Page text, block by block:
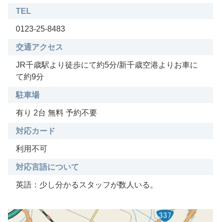
TEL
0123-25-8483
交通アクセス
JR千歳駅より徒歩にて約5分/新千歳空港よりお車に
て約9分
駐車場
有り 2台 無料 予約不要
対応カード
利用不可
対応言語について
英語：少し分かるスタッフが数人いる。